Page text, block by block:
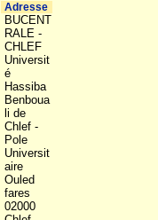
Adresse
BUCENT
RALE -
CHLEF
Universit
é
Hassiba
Benboua
li de
Chlef -
Pole
Universit
aire
Ouled
fares
02000